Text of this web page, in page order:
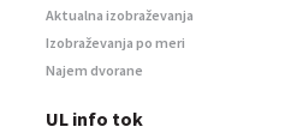
Aktualna izobraževanja
Izobraževanja po meri
Najem dvorane
UL info tok